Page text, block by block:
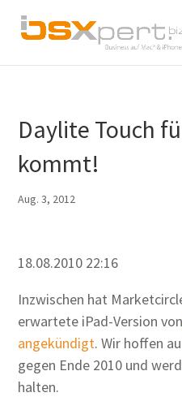
Daylite Touch
kommt!
Aug. 3, 2012
18.08.2010 22:16
Inzwischen hat
erwartete iPad-Version von
angekündigt. Wir hoffen
gegen Ende 2010 und
halten.